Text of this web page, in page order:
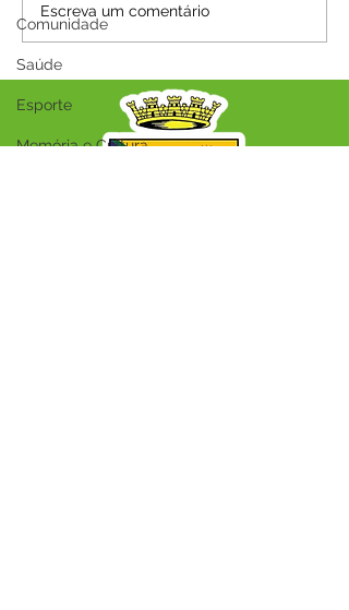
Comunidade
Saúde
Esporte
Memória e Cultura
A Prefeitura Municipal
de Capixaba informa que
será ponto facultativo no
dia 29/06/2026
Escreva um comentário